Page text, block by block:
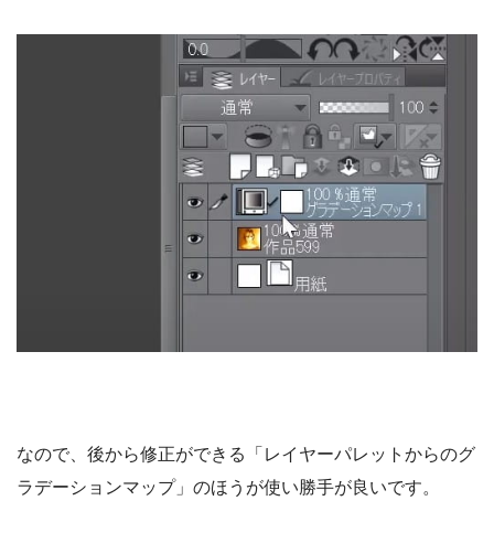
なので、後から修正ができる「レイヤーパレットからのグ
ラデーションマップ」のほうが使い勝手が良いです。